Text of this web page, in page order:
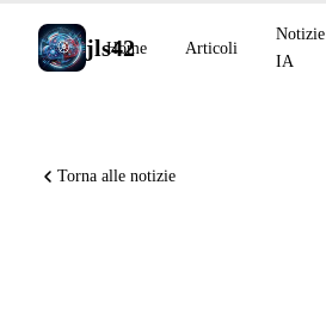
jls42
Home Articoli
Notizie
IA
Torna alle notizie